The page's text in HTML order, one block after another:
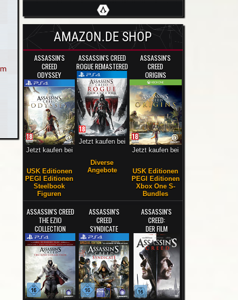
AMAZON.DE SHOP
ASSASSIN'S
CREED
ODYSSEY
Jetzt kaufen bei
USK Editionen
PEGI Editionen
Steelbook
Figuren
ASSASSIN'S CREED
ROGUE REMASTERED
Jetzt kaufen bei
Diverse
Angebote
ASSASSIN'S
CREED
ORIGINS
Jetzt kaufen bei
USK Editionen
PEGI Editionen
Xbox One S-
Bundles
ASSASSIN'S CREED
THE EZIO
COLLECTION
ASSASSIN'S
CREED
SYNDICATE
ASSASSIN'S
CREED:
DER FILM